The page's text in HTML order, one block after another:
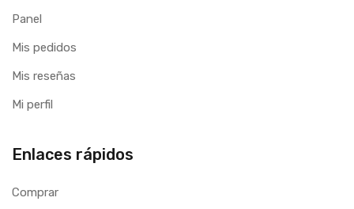
Panel
Mis pedidos
Mis reseñas
Mi perfil
Enlaces rápidos
Comprar